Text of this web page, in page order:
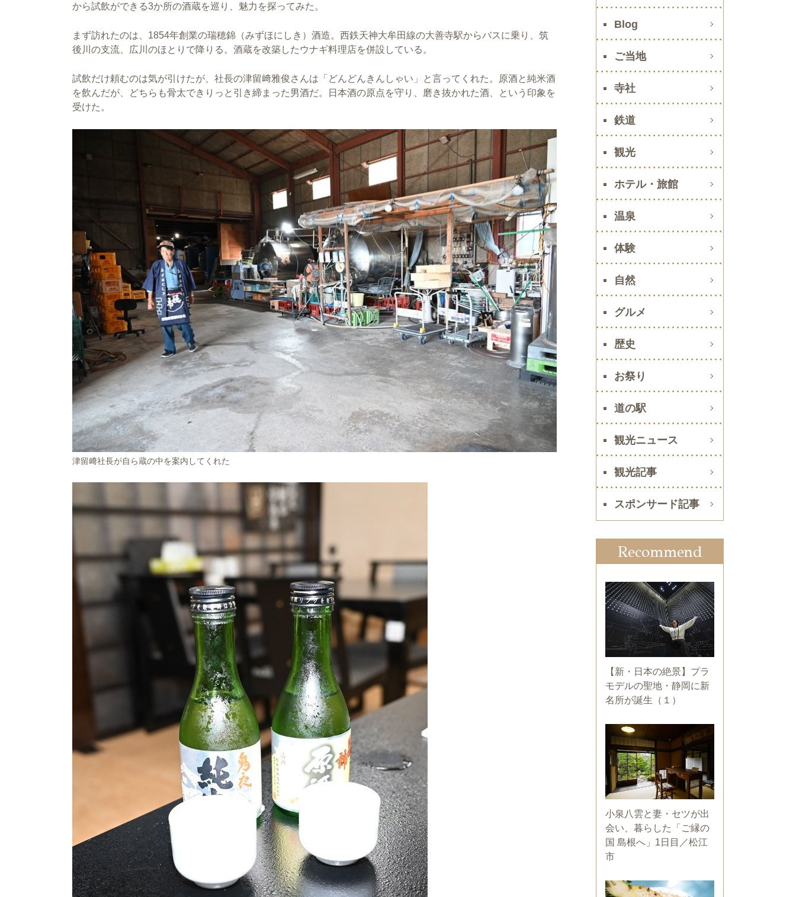
から試飲ができる3か所の酒蔵を巡り、魅力を探ってみた。
まず訪れたのは、1854年創業の瑞穂錦（みずほにしき）酒造。西鉄天神大牟田線の大善寺駅からバスに乗り、筑
後川の支流、広川のほとりで降りる。酒蔵を改築したウナギ料理店を併設している。
試飲だけ頼むのは気が引けたが、社長の津留﨑雅俊さんは「どんどんきんしゃい」と言ってくれた。原酒と純米酒
を飲んだが、どちらも骨太できりっと引き締まった男酒だ。日本酒の原点を守り、磨き抜かれた酒、という印象を
受けた。
津留﨑社長が自ら蔵の中を案内してくれた
Blog
ご当地
寺社
鉄道
観光
ホテル・旅館
温泉
体験
自然
グルメ
歴史
お祭り
道の駅
観光ニュース
観光記事
スポンサード記事
Recommend
【新・日本の絶景】プラ
モデルの聖地・静岡に新
名所が誕生（１）
小泉八雲と妻・セツが出
会い、暮らした「ご縁の
国 島根へ」1日目／松江
市